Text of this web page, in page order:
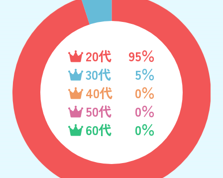
20代
95％
30代
5％
40代
0％
50代
0％
60代
0％